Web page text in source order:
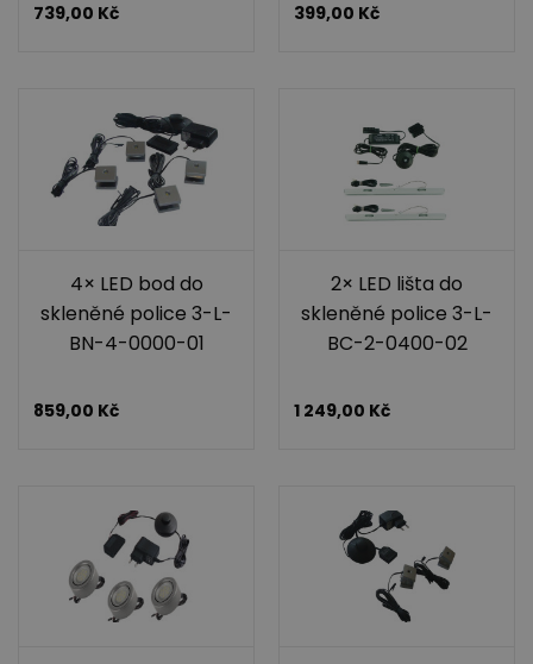
739,00 Kč 399,00 Kč
4× LED bod do
skleněné police 3-L-
BN-4-0000-01
859,00 Kč
2× LED lišta do
skleněné police 3-L-
BC-2-0400-02
1 249,00 Kč